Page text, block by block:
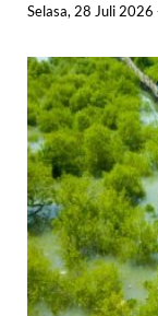
Selasa, 28 Juli